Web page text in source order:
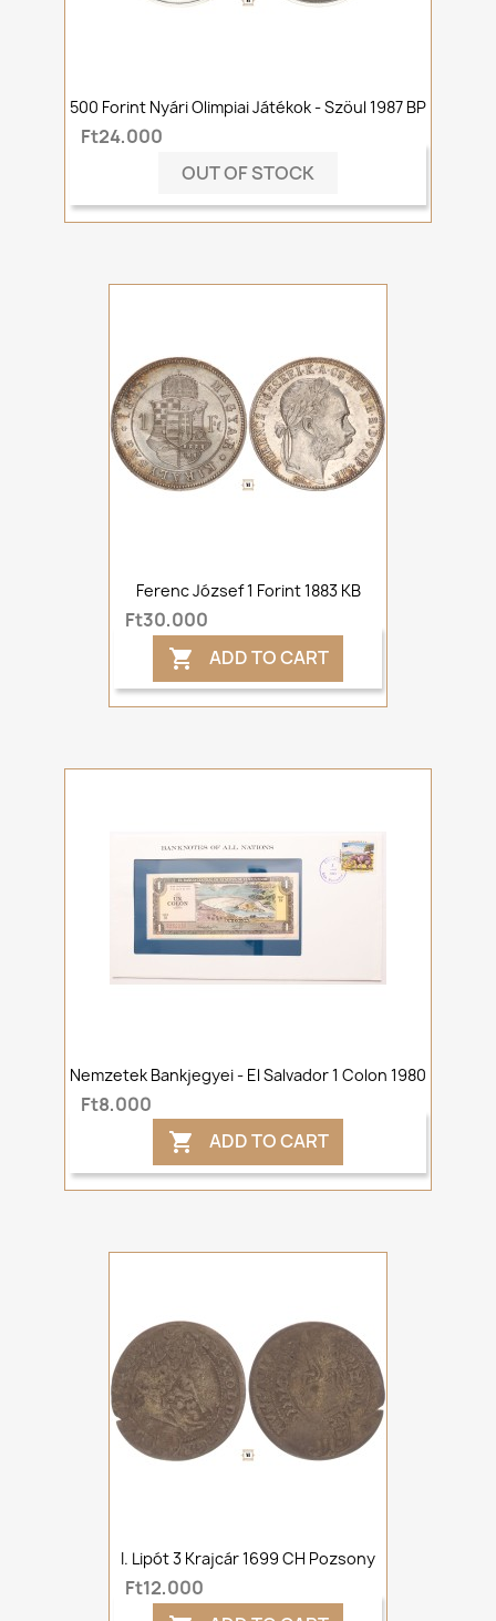
500 Forint Nyári Olimpiai Játékok - Szöul 1987 BP
Ft24,000
OUT OF STOCK
Ferenc József 1 Forint 1883 KB
Ft30,000
 ADD TO CART
Nemzetek Bankjegyei - El Salvador 1 Colon 1980
Ft8,000
 ADD TO CART
I. Lipót 3 Krajcár 1699 CH Pozsony
Ft12,000